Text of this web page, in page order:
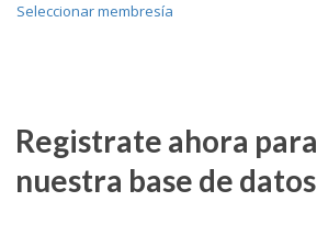
Seleccionar membresía
Registrate ahora
nuestra base de datos